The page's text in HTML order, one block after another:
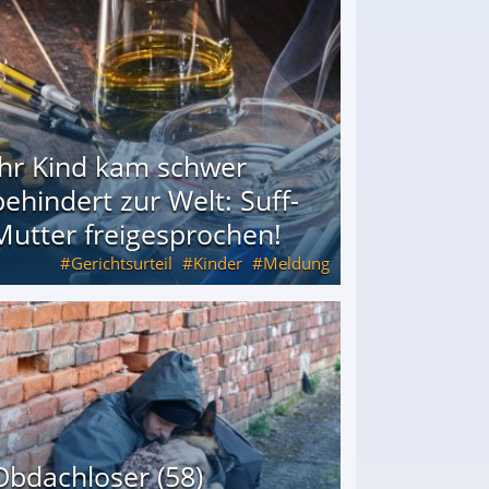
Kind kam schwer
zur Welt: Suff-
freigesprochen!
Gerichtsurteil Kinder Meldung
freigesprochen!
(58)